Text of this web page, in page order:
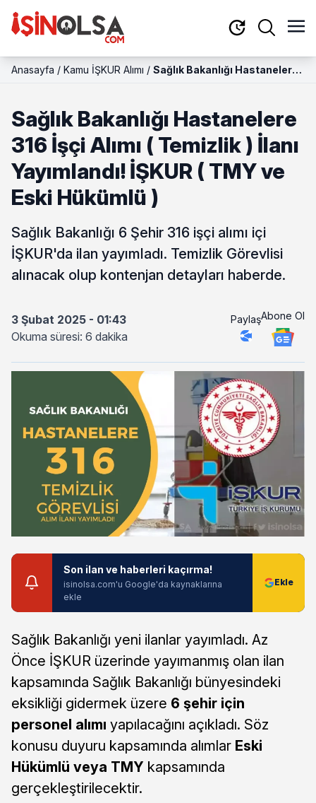
Anasayfa / Kamu İŞKUR Alımı / Sağlık Bakanlığı Hastanelere
Eski Hükümlü )
Sağlık Bakanlığı Hastanelere
316 İşçi Alımı ( Temizlik ) İlanı
Yayımlandı! İŞKUR ( TMY ve
Eski Hükümlü )
Sağlık Bakanlığı 6 Şehir 316 işçi alımı içi
İŞKUR'da ilan yayımladı. Temizlik Görevlisi
alınacak olup kontenjan detayları haberde.
3 Şubat 2025 - 01:43
Okuma süresi: 6 dakika
PaylaşAbone Ol
Son ilan ve haberleri kaçırma!
isinolsa.com'u Google'da kaynaklarına
ekle
Sağlık Bakanlığı yeni ilanlar yayımladı. Az
Önce İŞKUR üzerinde yayımanmış olan ilan
kapsamında Sağlık Bakanlığı bünyesindeki
eksikliği gidermek üzere 6 şehir için
personel alımı yapılacağını açıkladı. Söz
konusu duyuru kapsamında alımlar Eski
Hükümlü veya TMY kapsamında
gerçekleştirilecektir.